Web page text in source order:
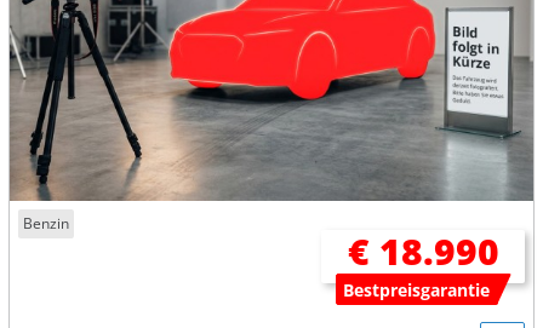
Benzin
€ 18.990
Bestpreisgarantie